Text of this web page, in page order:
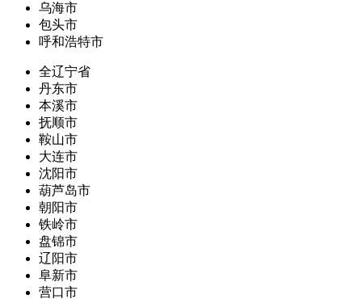
乌海市
包头市
呼和浩特市
全辽宁省
丹东市
本溪市
抚顺市
鞍山市
大连市
沈阳市
葫芦岛市
朝阳市
铁岭市
盘锦市
辽阳市
阜新市
营口市